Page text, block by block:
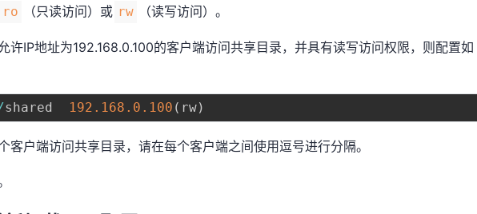
ro （只读访问）或 rw （读写访问）。
许IP地址为192.168.0.100的客户端访问共享目录，并具有读写访问权限，则配置如
shared 192.168 .0 .100 ( rw)
客户端访问共享目录，请在每个客户端之间使用逗号进行分隔。